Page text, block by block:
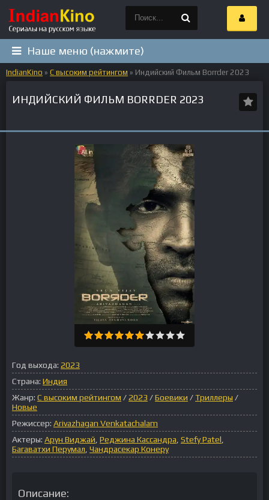
Наше меню (нажмите)
IndianKino » С высоким рейтингом » Индийский Фильм Borrder 2023
ИНДИЙСКИЙ ФИЛЬМ BORRDER 2023
Год выхода: 2023
Страна: Индия
Жанр: С высоким рейтингом /2023 /Боевики /Триллеры /
Новые
Режиссер: Arivazhagan Venkatachalam
Актеры: Арун Виджай Реджина Кассандра Stefy Patel
Багаватхи Перумал Чандрасекар Конеру
Описание: